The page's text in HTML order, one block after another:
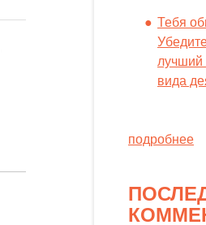
Тебя
лучший
вида
подробнее